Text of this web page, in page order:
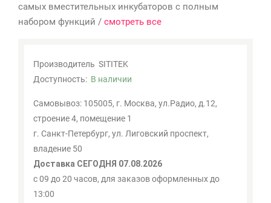
самых вместительных инкубаторов с полным
набором функций / смотреть все
Производитель SITITEK
Доступность: В наличии
Самовывоз: 105005, г. Москва, ул.Радио, д.12,
строение 4, помещение 1
г. Санкт-Петербург, ул. Лиговский проспект,
владение 50
Доставка СЕГОДНЯ 07.08.2026
с 09 до 20 часов, для заказов оформленных до
13:00